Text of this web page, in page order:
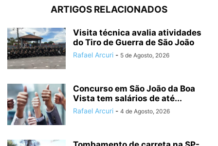
ARTIGOS RELACIONADOS
Visita técnica avalia atividades
do Tiro de Guerra de São João
Rafael Arcuri - 5 de Agosto, 2026
Concurso em São João da Boa
Vista tem salários de até...
Rafael Arcuri - 4 de Agosto, 2026